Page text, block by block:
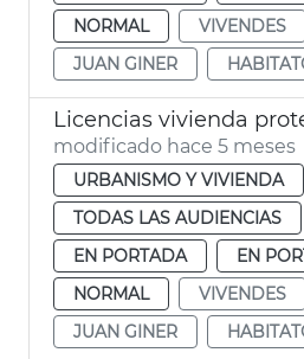
NORMAL
VIVENDES
JUAN GINER
Licencias vivienda
modificado hace 5 meses
URBANISMO Y VIVIENDA
TODAS LAS AUDIENCIAS
EN PORTADA
EN
NORMAL
VIVENDES
JUAN GINER